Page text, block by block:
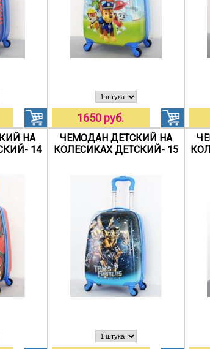
1650 руб.
НА
14
ЧЕМОДАН ДЕТСКИЙ НА
КОЛЕСИКАХ ДЕТСКИЙ- 15